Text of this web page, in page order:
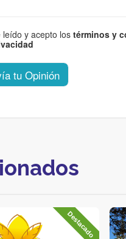
leído y acepto lostérminos y
tu Opinión
Destacado